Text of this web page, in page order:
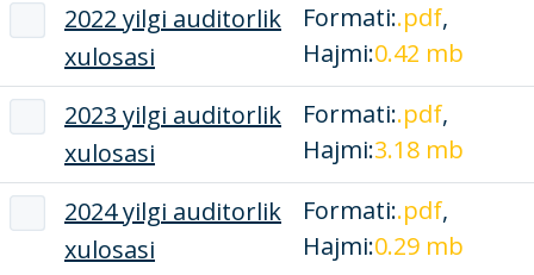
2022 yilgi auditorlik
xulosasi
Formati:.pdf,
Hajmi:0.42 mb
2023 yilgi auditorlik
xulosasi
Formati:.pdf,
Hajmi:3.18 mb
2024 yilgi auditorlik
xulosasi
Formati:.pdf,
Hajmi:0.29 mb